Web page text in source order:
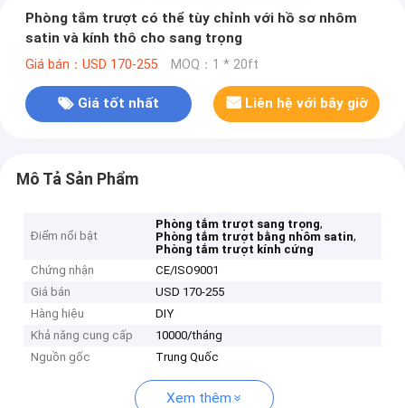
Phòng tắm trượt có thể tùy chỉnh với hồ sơ nhôm
satin và kính thô cho sang trọng
Giá bán：USD 170-255 MOQ：1 * 20ft
Giá tốt nhất Liên hệ với bây giờ
Mô Tả Sản Phẩm
Điểm nổi bật
Phòng tắm trượt sang trọng,
Phòng tắm trượt bằng nhôm satin,
Phòng tắm trượt kính cứng
Chứng nhận
CE/ISO9001
Giá bán
USD 170-255
Hàng hiệu
DIY
Khả năng cung cấp
10000/tháng
Nguồn gốc
Trung Quốc
Xem thêm